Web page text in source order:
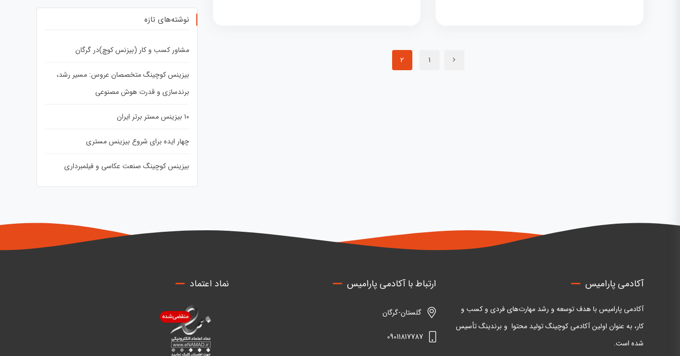
1
2
نوشته‌های تازه
مشاور کسب و کار (بیزنس کوچ)در گرگان
بیزینس کوچینگ متخصصان عروس: مسیر رشد،
برندسازی و قدرت هوش مصنوعی
۱۰ بیزینس مستر برتر ایران
چهار ایده برای شروع بیزینس مستری
بیزینس کوچینگ صنعت عکاسی و فیلمبرداری
آکادمی پارامیس
آکادمی پارامیس با هدف توسعه و رشد مهارت‌های فردی و کسب و
کار، به عنوان اولین آکادمی کوچینگ تولید محتوا و برندینگ تأسیس
شده است.
ارتباط با آکادمی پارامیس
گلستان-گرگان
09011817787
نماد اعتماد